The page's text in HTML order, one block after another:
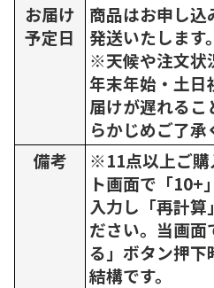
お届け
予定日
商品はお申し
発送いたします。
※天候や注文状
年末年始・土日
届けが遅れるこ
らかじめご了承
備考
※11点以上ご購
ト画面で「10+
入力し「再計算
ださい。当画
る」ボタン押
結構です。